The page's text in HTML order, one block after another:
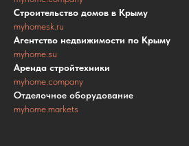
Строительство домов в Крыму
myhomesk.ru
Агентство недвижимости по Крыму
myhome.su
Аренда стройтехники
myhome.company
Отделочное оборудование
myhome.markets